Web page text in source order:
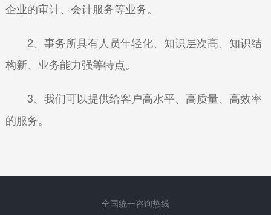
企业的审计、会计服务等业务。
2、事务所具有人员年轻化、知识层次高、知识结
构新、业务能力强等特点。
3、我们可以提供给客户高水平、高质量、高效率
的服务。
全国统一咨询热线